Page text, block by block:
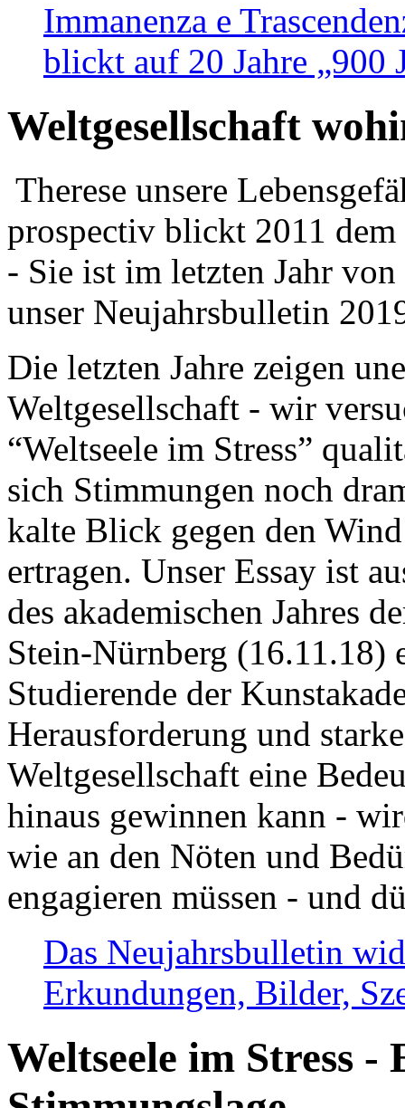
Immanenza e
blickt auf 20 Jahre „900
Weltgesellschaft
Therese unsere
prospectiv blickt 2011
- Sie ist im letzten Jahr
unser Neujahrsbulletin
Die letzten Jahre zeigen
Weltgesellschaft - wir
“Weltseele im Stress”
sich Stimmungen noch
kalte Blick gegen den
ertragen. Unser Essay ist
des akademischen Jahres
Stein-Nürnberg (16.11.18)
Studierende der
Herausforderung und
Weltgesellschaft eine
hinaus gewinnen kann -
wie an den Nöten und
engagieren müssen - und
Das Neujahrsbulletin
Erkundungen, Bilder,
Weltseele im Stress -